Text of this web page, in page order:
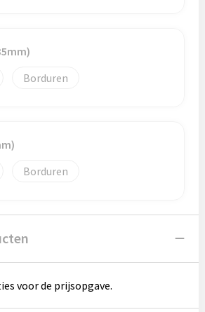
Borduren
Borduren
voor de prijsopgave.